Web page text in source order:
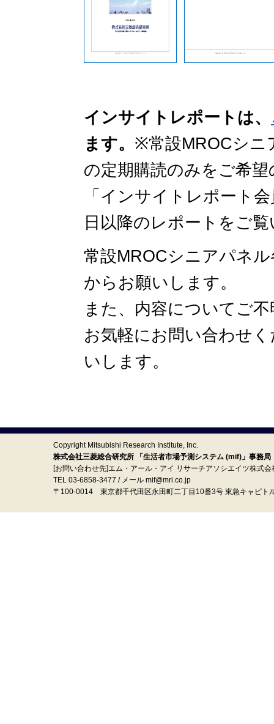
インサイトレポートは、
ます。 ※常設MROCシニ
の定期購読のみをご希
「インサイトレポート
日以降のレポートをご
常設MROCシニアパネ
からお願いします。
また、内容についてご
お気軽にお問い合わせ
いします。
Copyright Mitsubishi Research Institute, Inc.
株式会社三菱総合研究所 「生活者市場予測システム (mif)」事務局
[お問い合わせ先]エム・アール・アイ リサーチアソシエイツ株式会
TEL 03-6858-3477 / メール mif@mri.co.jp
〒100‐0014 東京都千代田区永田町二丁目10番3号 東急キャピト